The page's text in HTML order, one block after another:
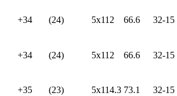
+34 (24) 5x112 66.6 32-15
+34 (24) 5x112 66.6 32-15
+35 (23) 5x114.3 73.1 32-15